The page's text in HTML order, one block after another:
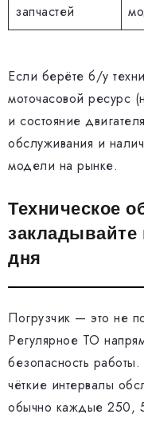
запчастей
Если берёте б/у
моточасовой ресурс
и состояние
обслуживания и
модели на рынке.
Техническое
дня
Погрузчик — это не
Регулярное ТО
безопасность
чёткие интервалы
обычно каждые 250,